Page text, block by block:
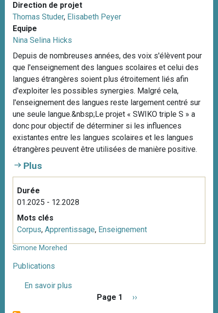
Direction de projet
Thomas Studer, Elisabeth Peyer
Equipe
Nina Selina Hicks
Depuis de nombreuses années, des voix s'élèvent pour
que l'enseignement des langues scolaires et celui des
langues étrangères soient plus étroitement liés afin
d'exploiter les possibles synergies. Malgré cela,
l'enseignement des langues reste largement centré sur
une seule langue.&nbsp;Le projet « SWIKO triple S » a
donc pour objectif de déterminer si les influences
existantes entre les langues scolaires et les langues
étrangères peuvent être utilisées de manière positive.
Plus
Durée
01.2025 - 12.2028
Mots clés
Corpus, Apprentissage, Enseignement
Simone Morehed
Publications
En savoir plus
Page 1
P
››